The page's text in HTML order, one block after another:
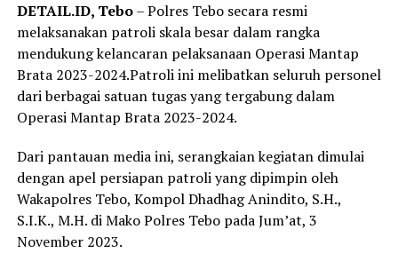
DETAIL.ID, Tebo– Polres Tebo secara resmi
melaksanakan patroli skala besar dalam rangka
mendukung kelancaran pelaksanaan Operasi Mantap
Brata 2023-2024.Patroli ini melibatkan seluruh personel
dari berbagai satuan tugas yang tergabung dalam
Operasi Mantap Brata 2023-2024.
Dari pantauan media ini, serangkaian kegiatan dimulai
dengan apel persiapan patroli yang dipimpin oleh
Wakapolres Tebo, Kompol Dhadhag Anindito, S.H.,
S.I.K., M.H. di Mako Polres Tebo pada Jum’at, 3
November 2023.